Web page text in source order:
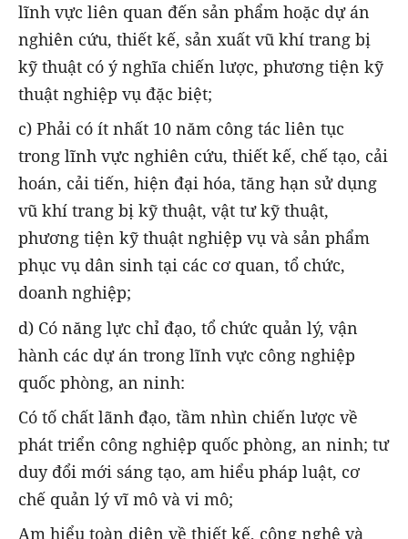
lĩnh vực liên quan đến sản phẩm hoặc dự án
nghiên cứu, thiết kế, sản xuất vũ khí trang bị
kỹ thuật có ý nghĩa chiến lược, phương tiện kỹ
thuật nghiệp vụ đặc biệt;
c) Phải có ít nhất 10 năm công tác liên tục
trong lĩnh vực nghiên cứu, thiết kế, chế tạo, cải
hoán, cải tiến, hiện đại hóa, tăng hạn sử dụng
vũ khí trang bị kỹ thuật, vật tư kỹ thuật,
phương tiện kỹ thuật nghiệp vụ và sản phẩm
phục vụ dân sinh tại các cơ quan, tổ chức,
doanh nghiệp;
d) Có năng lực chỉ đạo, tổ chức quản lý, vận
hành các dự án trong lĩnh vực công nghiệp
quốc phòng, an ninh:
Có tố chất lãnh đạo, tầm nhìn chiến lược về
phát triển công nghiệp quốc phòng, an ninh; tư
duy đổi mới sáng tạo, am hiểu pháp luật, cơ
chế quản lý vĩ mô và vi mô;
Am hiểu toàn diện về thiết kế, công nghệ và